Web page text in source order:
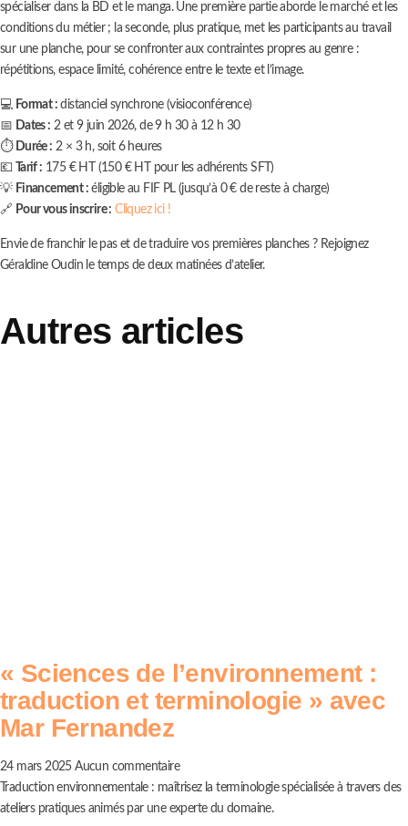
spécialiser dans la BD et le manga. Une première partie aborde le marché et les
conditions du métier ; la seconde, plus pratique, met les participants au travail
sur une planche, pour se confronter aux contraintes propres au genre :
répétitions, espace limité, cohérence entre le texte et l’image.
💻 Format : distanciel synchrone (visioconférence)
📅 Dates : 2 et 9 juin 2026, de 9 h 30 à 12 h 30
⏱️ Durée : 2 × 3 h, soit 6 heures
💶 Tarif : 175 € HT (150 € HT pour les adhérents SFT)
💡 Financement : éligible au FIF PL (jusqu’à 0 € de reste à charge)
🔗 Pour vous inscrire : Cliquez ici !
Envie de franchir le pas et de traduire vos premières planches ? Rejoignez
Géraldine Oudin le temps de deux matinées d’atelier.
Autres articles
« Sciences de l’environnement :
traduction et terminologie » avec
Mar Fernandez
24 mars 2025Aucun commentaire
Traduction environnementale : maîtrisez la terminologie spécialisée à travers des
ateliers pratiques animés par une experte du domaine.